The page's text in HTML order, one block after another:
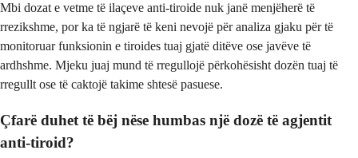
Mbi dozat e vetme të ilaçeve anti-tiroide nuk janë menjëherë të
rrezikshme, por ka të ngjarë të keni nevojë për analiza gjaku për të
monitoruar funksionin e tiroides tuaj gjatë ditëve ose javëve të
ardhshme. Mjeku juaj mund të rregullojë përkohësisht dozën tuaj të
rregullt ose të caktojë takime shtesë pasuese.
Çfarë duhet të bëj nëse humbas një dozë të agjentit
anti-tiroid?